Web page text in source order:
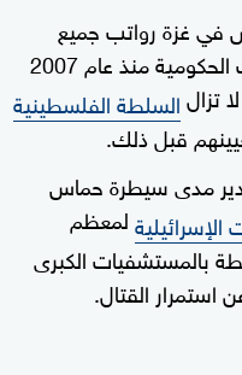
في غزة رواتب جميع
الموظفين العاملين في المؤسسات الحكومية منذ عام 2007
تزالالسلطة الفلسطينية
قبل ذلك.
مدى سيطرة حماس
الإسرائيليةلمعظم
بالمستشفيات الكبرى
استمرار القتال.